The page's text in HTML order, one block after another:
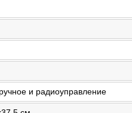
и радиоуправление